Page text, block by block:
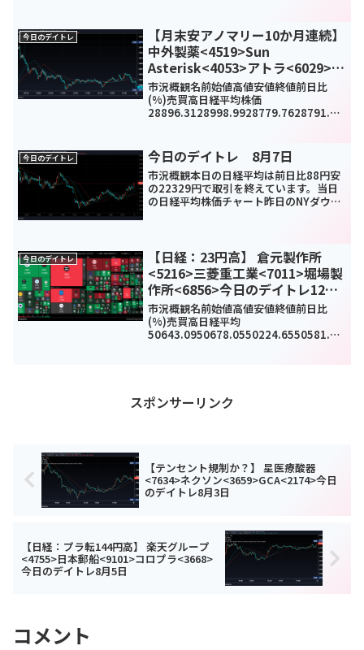
今日のデイトレ
【月末安アノマリー10か月連続】
中外製薬<4519>Sun
Asterisk<4053>アトラ<6029>今
日のデイトレ6月30日
市況概観名前始値高値安値終値前日比
(%)売買高日経平均株価
28896.3128998.9928779.7628791.53
61960.371943.571943.57-5.9...
今日のデイトレ 今日のデイトレ 8月7日
市況概観本日の日経平均は前日比88円安
の22329円で取引を終えています。当日
の日経平均株価チャート昨日のNYダウは
すし中国も売...
今日のデイトレ
【日経：23円高】 倉元製作所
<5216>三菱重工業<7011>堀場製
作所<6856>今日のデイトレ12月8
日
市況概観名前始値高値安値終値前日比
(%)売買高日経平均
50643.0950678.0550224.6550581.94
スポンサーリンク
【テンセント規制か？】 星医療酸器
<7634>ネクソン<3659>GCA<2174>今日
のデイトレ8月3日
【日経：プラ転144円高】 楽天グループ
<4755>日本郵船<9101>コロプラ<3668>
今日のデイトレ8月5日
コメント